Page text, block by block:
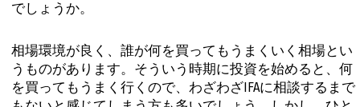
でしょうか。
相場環境が良く、誰が何を買ってもうまくいく相場とい
うものがあります。そういう時期に投資を始めると、何
を買ってもうまく行くので、わざわざIFAに相談するまで